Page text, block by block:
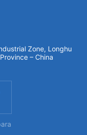
Zone, Longhu
– China